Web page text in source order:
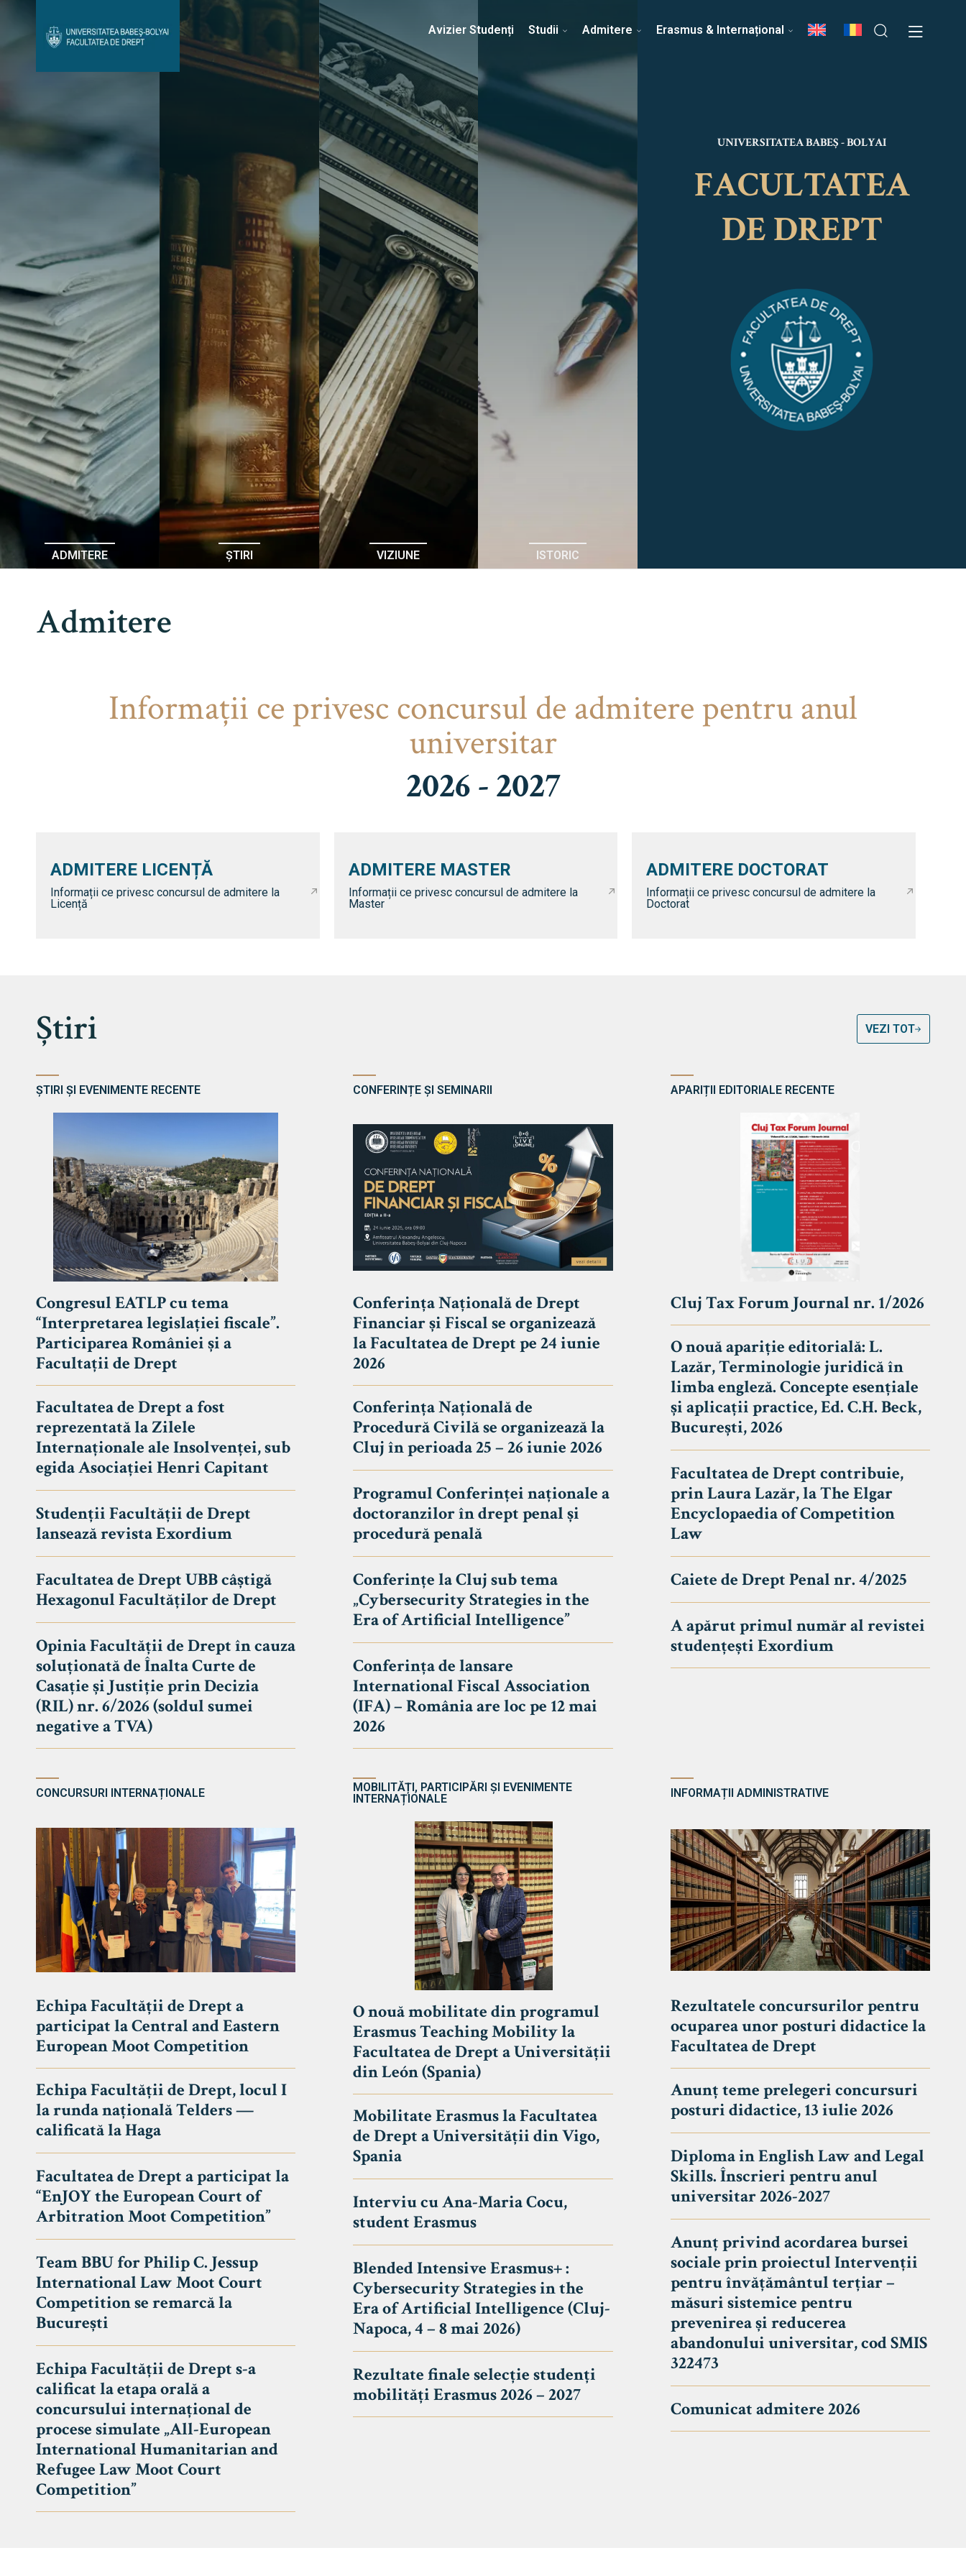
Avizier Studenți Admitere Erasmus & Internațional Despre Facultate Știri Echipa Facultății
Contact
UNIVERSITATEA BABEȘ - BOLYAI
FACULTATEA
DE DREPT
Avizier Studenți
Studii
Admitere
Erasmus & Internațional
Echipa Facultății
Bibliotecă & Reviste
Contact
Avizier Studenți Studii Admitere Erasmus & Internațional
ADMITERE ȘTIRI VIZIUNE ISTORIC
UNIVERSITATEA BABEȘ - BOLYAI
FACULTATEA
DE DREPT
Admitere
Informaţii ce privesc concursul de admitere pentru anul
universitar
2026 - 2027
ADMITERE LICENȚĂ
Informații ce privesc concursul de admitere la
Licență
ADMITERE MASTER
Informații ce privesc concursul de admitere la
Master
ADMITERE DOCTORAT
Informații ce privesc concursul de admitere la
Doctorat
Știri VEZI TOT
ȘTIRI ȘI EVENIMENTE RECENTE
Congresul EATLP cu tema
“Interpretarea legislației fiscale”.
Participarea României și a
Facultații de Drept
Facultatea de Drept a fost
reprezentată la Zilele
Internaționale ale Insolvenței, sub
egida Asociației Henri Capitant
Studenții Facultății de Drept
lansează revista Exordium
Facultatea de Drept UBB câștigă
Hexagonul Facultăților de Drept
Opinia Facultății de Drept în cauza
soluționată de Înalta Curte de
Casație și Justiție prin Decizia
(RIL) nr. 6/2026 (soldul sumei
negative a TVA)
CONFERINȚE ȘI SEMINARII
Conferința Națională de Drept
Financiar și Fiscal se organizează
la Facultatea de Drept pe 24 iunie
2026
Conferința Națională de
Procedură Civilă se organizează la
Cluj în perioada 25 – 26 iunie 2026
Programul Conferinței naționale a
doctoranzilor în drept penal și
procedură penală
Conferințe la Cluj sub tema
„Cybersecurity Strategies in the
Era of Artificial Intelligence”
Conferința de lansare
International Fiscal Association
(IFA) – România are loc pe 12 mai
2026
APARIȚII EDITORIALE RECENTE
Cluj Tax Forum Journal nr. 1/2026
O nouă apariție editorială: L.
Lazăr, Terminologie juridică în
limba engleză. Concepte esențiale
și aplicații practice, Ed. C.H. Beck,
București, 2026
Facultatea de Drept contribuie,
prin Laura Lazăr, la The Elgar
Encyclopaedia of Competition
Law
Caiete de Drept Penal nr. 4/2025
A apărut primul număr al revistei
studențești Exordium
CONCURSURI INTERNAȚIONALE
Echipa Facultății de Drept a
participat la Central and Eastern
European Moot Competition
Echipa Facultății de Drept, locul I
la runda națională Telders —
calificată la Haga
Facultatea de Drept a participat la
“EnJOY the European Court of
Arbitration Moot Competition”
Team BBU for Philip C. Jessup
International Law Moot Court
Competition se remarcă la
București
Echipa Facultății de Drept s-a
calificat la etapa orală a
concursului internațional de
procese simulate „All-European
International Humanitarian and
Refugee Law Moot Court
Competition”
MOBILITĂȚI, PARTICIPĂRI ȘI EVENIMENTE
INTERNAȚIONALE
O nouă mobilitate din programul
Erasmus Teaching Mobility la
Facultatea de Drept a Universității
din León (Spania)
Mobilitate Erasmus la Facultatea
de Drept a Universității din Vigo,
Spania
Interviu cu Ana-Maria Cocu,
student Erasmus
Blended Intensive Erasmus+ :
Cybersecurity Strategies in the
Era of Artificial Intelligence (Cluj-
Napoca, 4 – 8 mai 2026)
Rezultate finale selecție studenți
mobilități Erasmus 2026 – 2027
INFORMAȚII ADMINISTRATIVE
Rezultatele concursurilor pentru
ocuparea unor posturi didactice la
Facultatea de Drept
Anunț teme prelegeri concursuri
posturi didactice, 13 iulie 2026
Diploma in English Law and Legal
Skills. Înscrieri pentru anul
universitar 2026-2027
Anunț privind acordarea bursei
sociale prin proiectul Intervenții
pentru învățământul terțiar –
măsuri sistemice pentru
prevenirea și reducerea
abandonului universitar, cod SMIS
322473
Comunicat admitere 2026